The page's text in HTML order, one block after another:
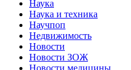
Наука
Наука и техника
Научпоп
Недвижимость
Новости
Новости ЗОЖ
Новости медицины